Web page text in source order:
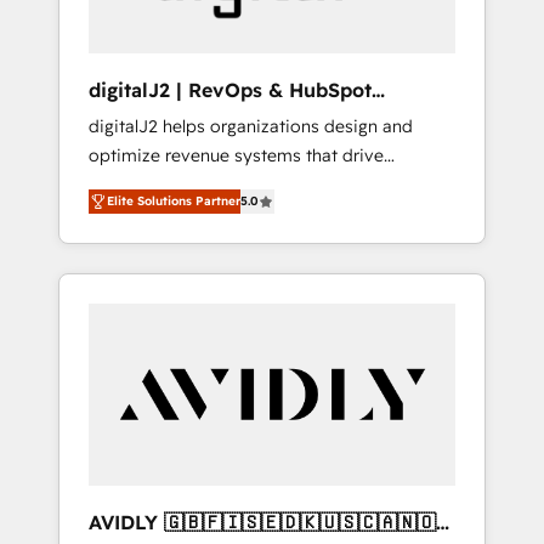
digitalJ2 | RevOps & HubSpot
Implementations
digitalJ2 helps organizations design and
optimize revenue systems that drive
scalable, predictable growth. As a triple-
accredited HubSpot Solutions Partner, we
specialize in both strategic RevOps planning
and hands-on technical execution - building
Services - Managed IT (MSP) - Franchises -
Professional Services - And more! How we
Custom integrations and workflow
Elite Solutions Partner5.0
AVIDLY 🇬🇧🇫🇮🇸🇪🇩🇰🇺🇸🇨🇦🇳🇴